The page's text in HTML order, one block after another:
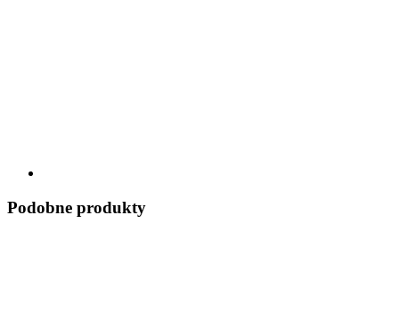
Podobne produkty